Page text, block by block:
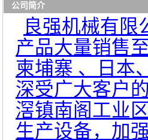
公司简介
良强机械有
产品大量销售
柬埔寨 、日本
深受广大客户
滘镇南阁工业
生产设备，加